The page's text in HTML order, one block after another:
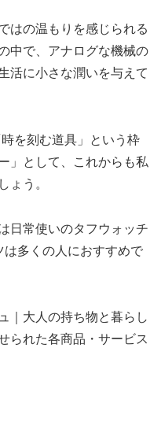
はの温もりを感じられる
中で、アナログな機械の
活に小さな潤いを与えて
を刻む道具」という枠
」として、これからも私
ょう。
日常使いのタフウォッチ
は多くの人におすすめで
｜大人の持ち物と暮らし
られた各商品・サービス